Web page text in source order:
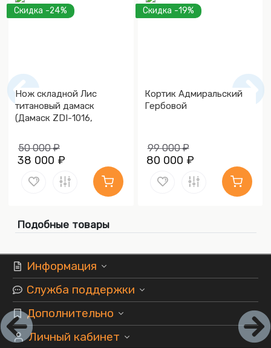
Скидка -24%
Нож складной Лис
титановый дамаск
(Дамаск ZDI-1016,
50 000 ₽
38 000 ₽
Скидка -19%
Кортик Адмиральский
Гербовой
99 000 ₽
80 000 ₽
Подобные товары
Информация
Служба поддержки
Дополнительно
Личный кабинет